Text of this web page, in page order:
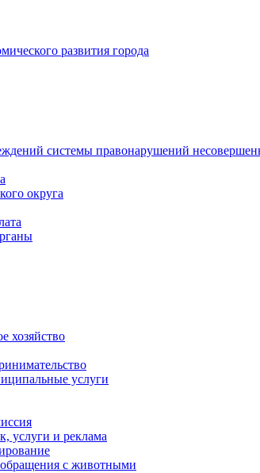
развития города
системы правонарушений
округа
хозяйство
услуги
услуги и реклама
с животными